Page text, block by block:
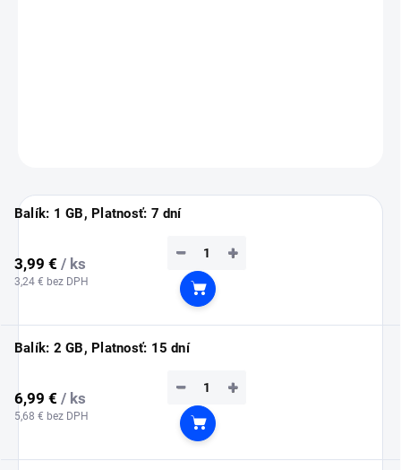
Balík: 1 GB, Platnosť: 7 dní
3,99 € / ks
3,24 € bez DPH
+
−
Do košíka
Balík: 2 GB, Platnosť: 15 dní
6,99 € / ks
5,68 € bez DPH
+
−
Do košíka